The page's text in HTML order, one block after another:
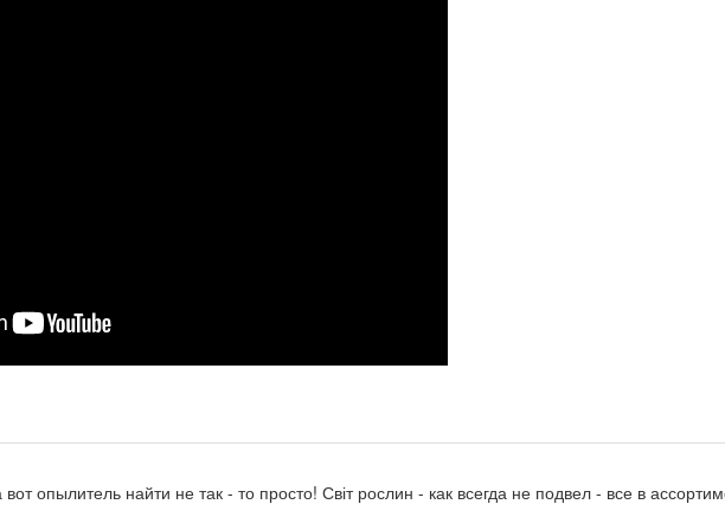
опылитель найти не так - то просто! Світ рослин - как всегда не подвел - все в